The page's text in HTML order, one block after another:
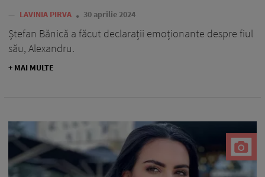
— LAVINIA PIRVA 30 aprilie 2024
Ștefan Bănică a făcut declarații emoționante despre fiul
său, Alexandru.
+ MAI MULTE